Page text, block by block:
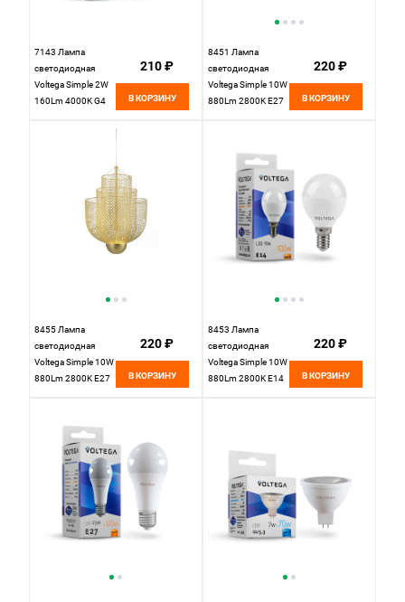
7143 Лампа
светодиодная
Voltega Simple 2W
160Lm 4000K G4
210 ₽
В КОРЗИНУ
8451 Лампа
светодиодная
Voltega Simple 10W
880Lm 2800K E27
220 ₽
В КОРЗИНУ
8455 Лампа
светодиодная
Voltega Simple 10W
880Lm 2800K E27
220 ₽
В КОРЗИНУ
8453 Лампа
светодиодная
Voltega Simple 10W
880Lm 2800K E14
220 ₽
В КОРЗИНУ